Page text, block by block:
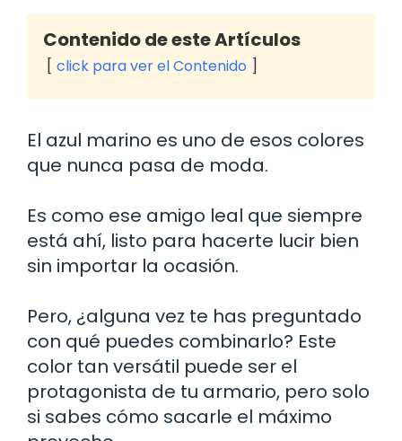
Contenido de este Artículos
click para ver el Contenido
El azul marino es uno de esos colores
que nunca pasa de moda.
Es como ese amigo leal que siempre
está ahí, listo para hacerte lucir bien
sin importar la ocasión.
Pero, ¿alguna vez te has preguntado
con qué puedes combinarlo? Este
color tan versátil puede ser el
protagonista de tu armario, pero solo
si sabes cómo sacarle el máximo